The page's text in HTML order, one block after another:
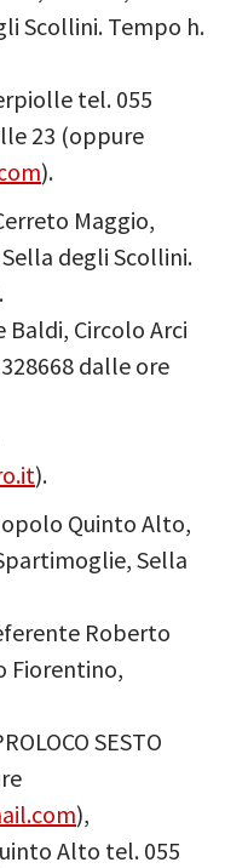
Scollini. Tempo h.
tel. 055
23 (oppure
).
Maggio,
degli Scollini.
Baldi, Circolo Arci
dalle ore
).
Quinto Alto,
Sella
Roberto
Fiorentino,
SESTO
),
Alto tel. 055